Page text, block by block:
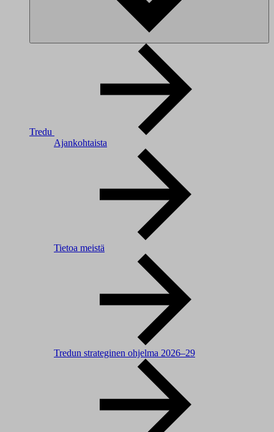
Tredu
Ajankohtaista
Tietoa meistä
Tredun strateginen ohjelma 2026–29